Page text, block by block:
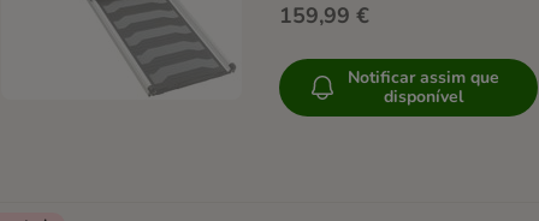
159,99 €
Notificar assim que
disponível